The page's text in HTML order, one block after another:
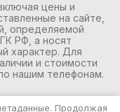
цены и
на сайте,
определяемой
РФ, а носят
характер. Для
и стоимости
нашим телефонам.
Продолжая